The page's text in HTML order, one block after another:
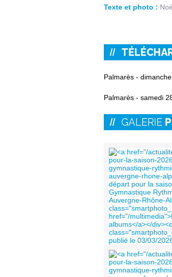
Texte et photo :
Palmarès -
Palmarès - samedi
GALERIE